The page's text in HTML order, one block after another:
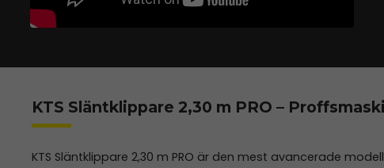
KTS Släntklippare 2,30 m PRO –
KTS Släntklippare 2,30 m PRO är den mest avancerade